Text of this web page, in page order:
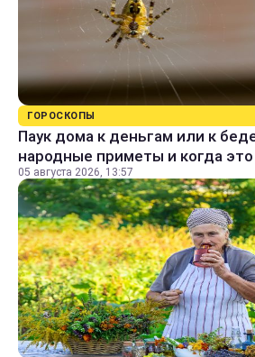
ГОРОСКОПЫ
Паук дома к деньгам или к
народные приметы и когда
05 августа 2026, 13:57